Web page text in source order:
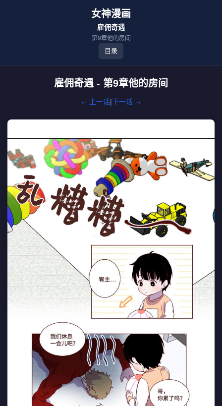
女神漫画
雇佣奇遇
第9章他的房间
目录
雇佣奇遇 - 第9章他的房间
← 上一话|下一话 →